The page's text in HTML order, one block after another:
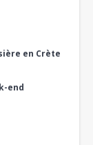
en Crète
end